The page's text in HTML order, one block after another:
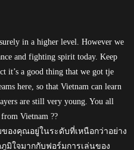
in a higher level. However we
and fighting spirit today. Keep
it’s a good thing that we got tje
here, so that Vietnam can learn
are still very young. You all
Vietnam ??
องคุณอยู่ในระดับที่เหนือกว่าอย่าง
มิใจมากกับฟอร์มการเล่นของ